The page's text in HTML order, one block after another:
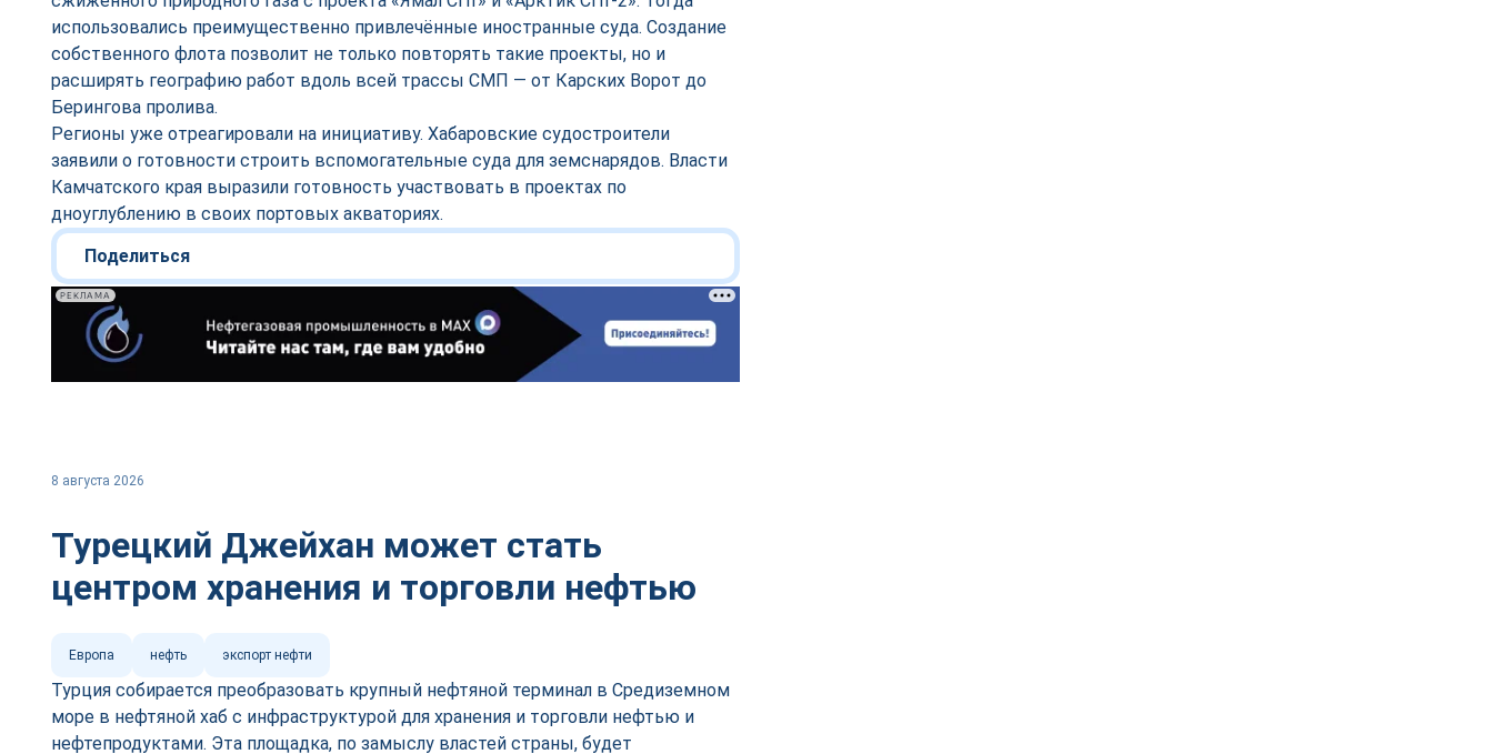
использовались преимущественно привлечённые иностранные суда. Создание
собственного флота позволит не только повторять такие проекты, но и
расширять географию работ вдоль всей трассы СМП — от Карских Ворот до
Берингова пролива.
Регионы уже отреагировали на инициативу. Хабаровские судостроители
заявили о готовности строить вспомогательные суда для земснарядов. Власти
Камчатского края выразили готовность участвовать в проектах по
дноуглублению в своих портовых акваториях.
Поделиться
РЕКЛАМА
8 августа 2026
Турецкий Джейхан может стать
центром хранения и торговли нефтью
Европа нефть экспорт нефти
Турция собирается преобразовать крупный нефтяной терминал в Средиземном
море в нефтяной хаб с инфраструктурой для хранения и торговли нефтью и
нефтепродуктами. Эта площадка, по замыслу властей страны, будет